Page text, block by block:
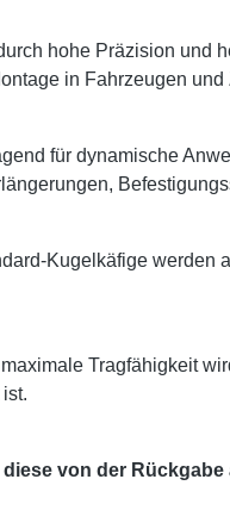
hohe Präzision und
in Fahrzeugen
für dynamische
Kugelkäfige
Tragfähigkeit
von der